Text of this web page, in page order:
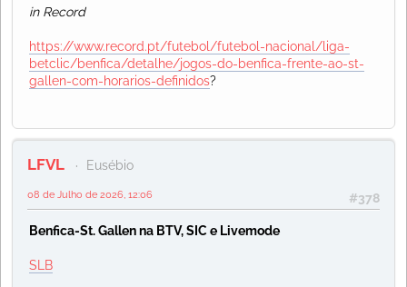
in Record
https://www.record.pt/futebol/futebol-nacional/liga-
betclic/benfica/detalhe/jogos-do-benfica-frente-ao-st-
gallen-com-horarios-definidos?
LFVL Eusébio
#378
08 de Julho de 2026, 12:06
Benfica-St. Gallen na BTV, SIC e Livemode
SLB